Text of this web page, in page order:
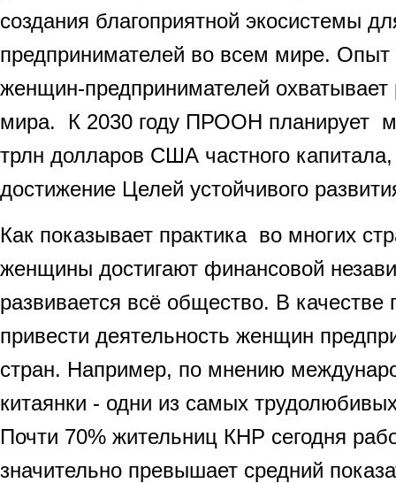
создания благоприятной экосистемы
предпринимателей во всем мире.
женщин-предпринимателей
мира. К 2030 году ПРООН планирует
трлн долларов США частного
достижение Целей устойчивого
Как показывает практика во многих
женщины достигают финансовой
развивается всё общество. В
привести деятельность женщин
стран. Например, по мнению
китаянки - одни из самых
Почти 70% жительниц КНР сегодня
значительно превышает средний